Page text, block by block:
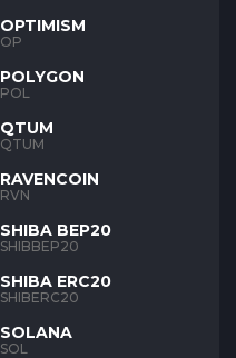
OPTIMISM
OP
POLYGON
POL
QTUM
QTUM
RAVENCOIN
RVN
SHIBA BEP20
SHIBBEP20
SHIBA ERC20
SHIBERC20
SOLANA
SOL